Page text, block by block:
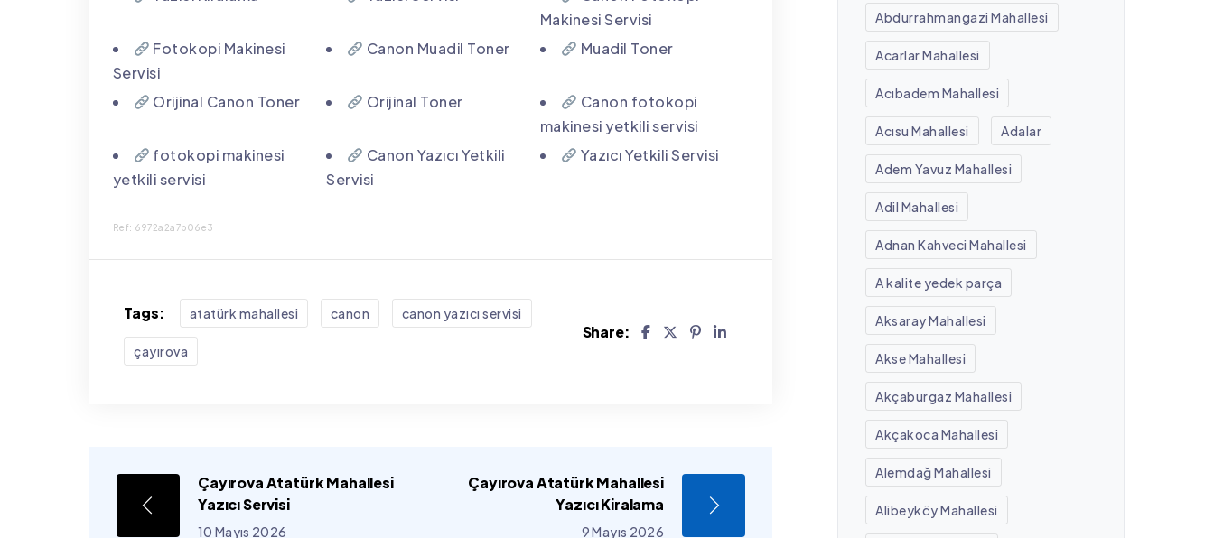
Makinesi Servisi
Fotokopi Makinesi
Servisi
Canon Muadil Toner Muadil Toner
Orijinal Canon Toner Orijinal Toner
Canon fotokopi
makinesi yetkili servisi
fotokopi makinesi
yetkili servisi
Canon Yazıcı Yetkili
Servisi
Yazıcı Yetkili Servisi
Ref: 6972a2a7b06e3
Tags: atatürk mahallesi canon canon yazıcı servisi
çayırova
Share:
Çayırova Atatürk Mahallesi
Yazıcı Servisi
10 Mayıs 2026
Çayırova Atatürk Mahallesi
Yazıcı Kiralama
9 Mayıs 2026
Abdurrahmangazi Mahallesi
Acarlar Mahallesi
Acıbadem Mahallesi
Acısu Mahallesi Adalar
Adem Yavuz Mahallesi
Adil Mahallesi
Adnan Kahveci Mahallesi
A kalite yedek parça
Aksaray Mahallesi
Akse Mahallesi
Akçaburgaz Mahallesi
Akçakoca Mahallesi
Alemdağ Mahallesi
Alibeyköy Mahallesi